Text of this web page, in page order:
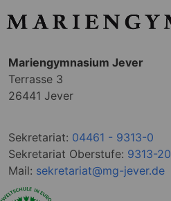
Mariengymnasium Jever
Terrasse 3
26441 Jever
Sekretariat: 04461 - 9313-0
Sekretariat Oberstufe: 9313-20
Mail: sekretariat@mg-jever.de